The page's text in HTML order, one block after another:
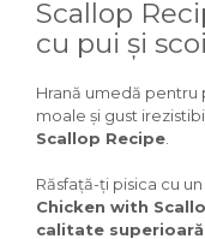
Igiena Iazuri
Conditioner apa iaz
Teste apa iaz
Filtre iaz
Incalzitor Iaz
Accesorii iaz
Scallop
cu pui și
Hrană umedă pentru
moale și gust
Scallop Recipe
Răsfață-ți pisica cu
Chicken with
calitate superioară